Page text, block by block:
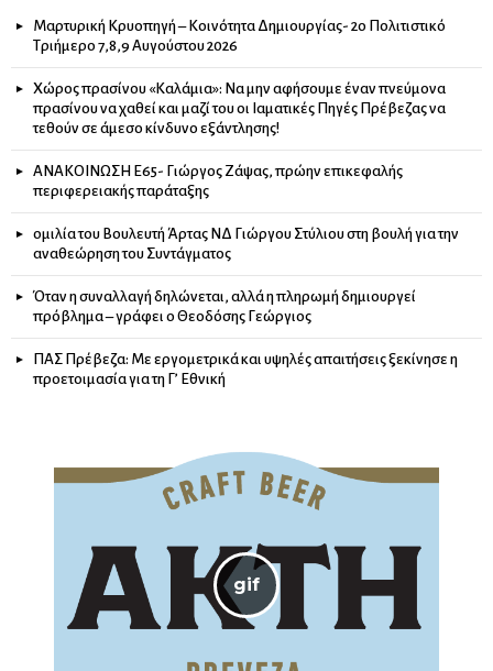
Μαρτυρική Κρυοπηγή – Κοινότητα Δημιουργίας- 2ο Πολιτιστικό
Τριήμερο 7,8,9 Αυγούστου 2026
Χώρος πρασίνου «Καλάμια»: Να μην αφήσουμε έναν πνεύμονα
πρασίνου να χαθεί και μαζί του οι Ιαματικές Πηγές Πρέβεζας να
τεθούν σε άμεσο κίνδυνο εξάντλησης!
ΑΝΑΚΟΙΝΩΣΗ Ε65- Γιώργος Ζάψας, πρώην επικεφαλής
περιφερειακής παράταξης
ομιλία του Βουλευτή Άρτας ΝΔ Γιώργου Στύλιου στη βουλή για την
αναθεώρηση του Συντάγματος
Όταν η συναλλαγή δηλώνεται, αλλά η πληρωμή δημιουργεί
πρόβλημα – γράφει ο Θεοδόσης Γεώργιος
ΠΑΣ Πρέβεζα: Με εργομετρικά και υψηλές απαιτήσεις ξεκίνησε η
προετοιμασία για τη Γ’ Εθνική